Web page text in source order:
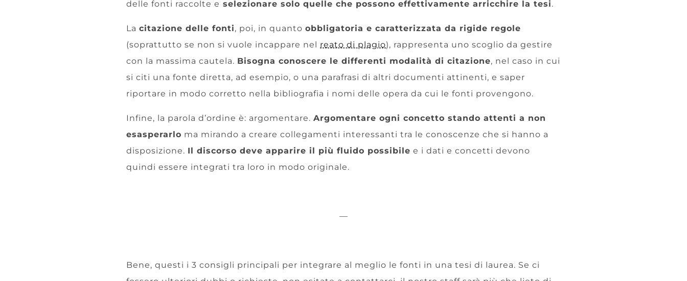
delle fonti raccolte e selezionare solo quelle che possono effettivamente arricchire la tesi.
La citazione delle fonti, poi, in quanto obbligatoria e caratterizzata da rigide regole
(soprattutto se non si vuole incappare nel reato di plagio), rappresenta uno scoglio da gestire
con la massima cautela. Bisogna conoscere le differenti modalità di citazione, nel caso in cui
si citi una fonte diretta, ad esempio, o una parafrasi di altri documenti attinenti, e saper
riportare in modo corretto nella bibliografia i nomi delle opera da cui le fonti provengono.
Infine, la parola d’ordine è: argomentare. Argomentare ogni concetto stando attenti a non
esasperarlo ma mirando a creare collegamenti interessanti tra le conoscenze che si hanno a
disposizione. Il discorso deve apparire il più fluido possibile e i dati e concetti devono
quindi essere integrati tra loro in modo originale.
—
Bene, questi i 3 consigli principali per integrare al meglio le fonti in una tesi di laurea. Se ci